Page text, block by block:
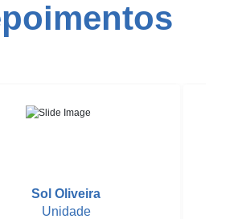
Sol Oliveira
Unidade